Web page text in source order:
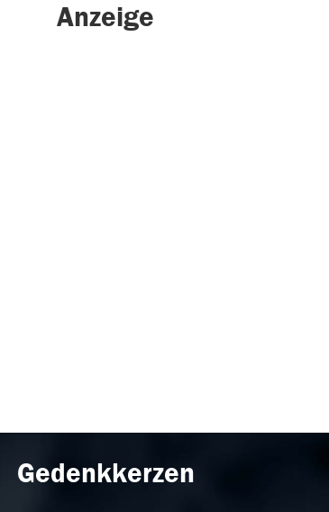
Anzeige
Gedenkkerzen